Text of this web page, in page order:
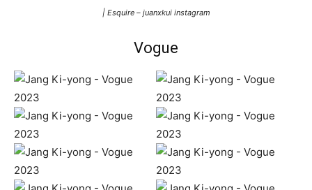
| Esquire – juanxkui instagram
Vogue